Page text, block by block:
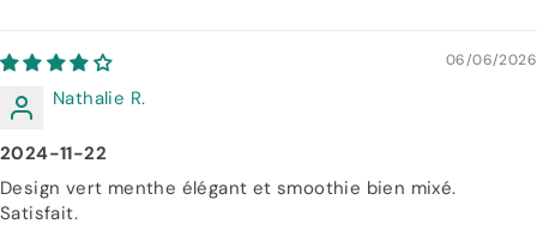
06/06/2026
Nathalie R.
2024-11-22
Design vert menthe élégant et smoothie bien mixé.
Satisfait.